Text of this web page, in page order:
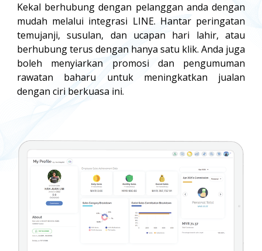
Kekal berhubung dengan pelanggan anda dengan
mudah melalui integrasi LINE. Hantar peringatan
temujanji, susulan, dan ucapan hari lahir, atau
berhubung terus dengan hanya satu klik. Anda juga
boleh menyiarkan promosi dan pengumuman
rawatan baharu untuk meningkatkan jualan
dengan ciri berkuasa ini.